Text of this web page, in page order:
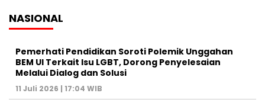
NASIONAL
Pemerhati Pendidikan Soroti Polemik Unggahan
BEM UI Terkait Isu LGBT, Dorong Penyelesaian
Melalui Dialog dan Solusi
11 Juli 2026 | 17:04 WIB